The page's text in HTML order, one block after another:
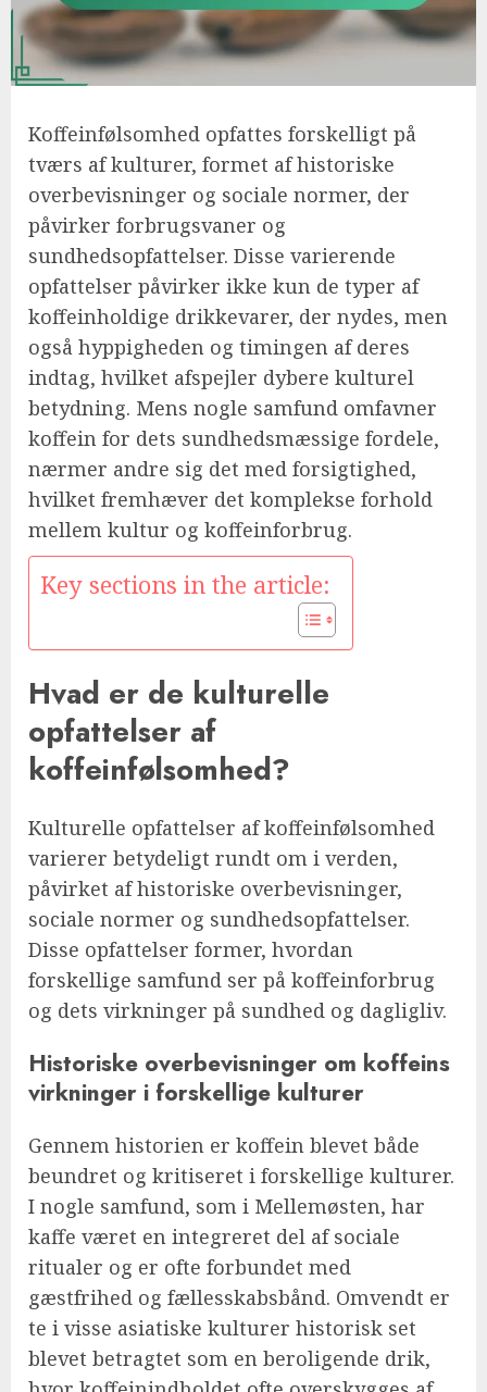
Koffeinfølsomhed opfattes forskelligt på
tværs af kulturer, formet af historiske
overbevisninger og sociale normer, der
påvirker forbrugsvaner og
sundhedsopfattelser. Disse varierende
opfattelser påvirker ikke kun de typer af
koffeinholdige drikkevarer, der nydes, men
også hyppigheden og timingen af deres
indtag, hvilket afspejler dybere kulturel
betydning. Mens nogle samfund omfavner
koffein for dets sundhedsmæssige fordele,
nærmer andre sig det med forsigtighed,
hvilket fremhæver det komplekse forhold
mellem kultur og koffeinforbrug.
Key sections in the article:
Hvad er de kulturelle
opfattelser af
koffeinfølsomhed?
Kulturelle opfattelser af koffeinfølsomhed
varierer betydeligt rundt om i verden,
påvirket af historiske overbevisninger,
sociale normer og sundhedsopfattelser.
Disse opfattelser former, hvordan
forskellige samfund ser på koffeinforbrug
og dets virkninger på sundhed og dagligliv.
Historiske overbevisninger om koffeins
virkninger i forskellige kulturer
Gennem historien er koffein blevet både
beundret og kritiseret i forskellige kulturer.
I nogle samfund, som i Mellemøsten, har
kaffe været en integreret del af sociale
ritualer og er ofte forbundet med
gæstfrihed og fællesskabsbånd. Omvendt er
te i visse asiatiske kulturer historisk set
blevet betragtet som en beroligende drik,